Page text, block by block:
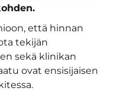
että hinnan
tekijän
sekä klinikan
ovat ensisijaisen